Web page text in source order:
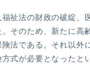
福祉法の財政の破綻、
。そのため、新たに高
険法である。それ以外
方式が必要となったと